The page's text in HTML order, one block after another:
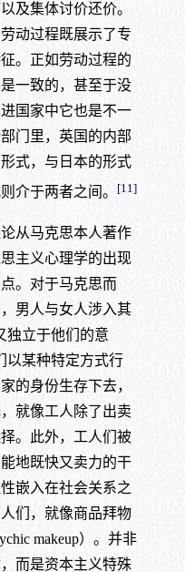
及集体讨价还价。
动过程既展示了专
。正如劳动过程的
一致的，甚至于没
国家中它也是不一
门里，英国的内部
式，与日本的形式
介于两者之间。 [11]
从马克思本人著作
主义心理学的出现
。对于马克思而
男人与女人涉入其
独立于他们的意
以某种特定方式行
的身份生存下去，
就像工人除了出卖
。此外，工人们被
地既快又卖力的干
嵌入在社会关系之
们，就像商品拜物
makeup）。并非
而是资本主义特殊